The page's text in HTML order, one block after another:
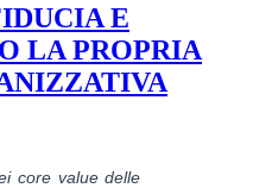
E
LA PROPRIA
core value delle